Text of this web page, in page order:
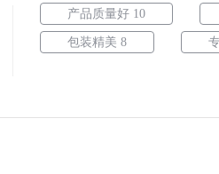
产品质量好 10
包装精美 8